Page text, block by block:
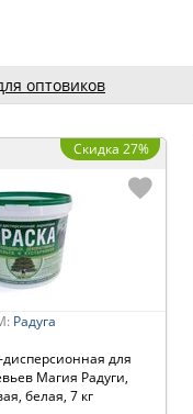
оптовиков
Скидка 27%
Радуга
дисперсионная для
Магия Радуги,
белая, 7 кг